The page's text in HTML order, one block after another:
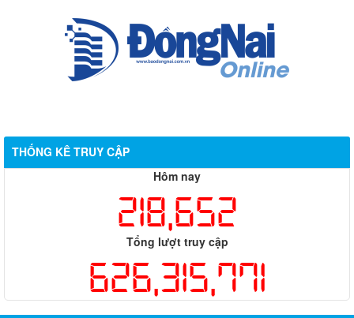
THỐNG KÊ TRUY CẬP
Hôm nay
218,652
Tổng lượt truy cập
626,315,771